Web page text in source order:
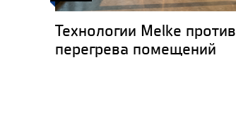
Технологии Melke против
перегрева помещений